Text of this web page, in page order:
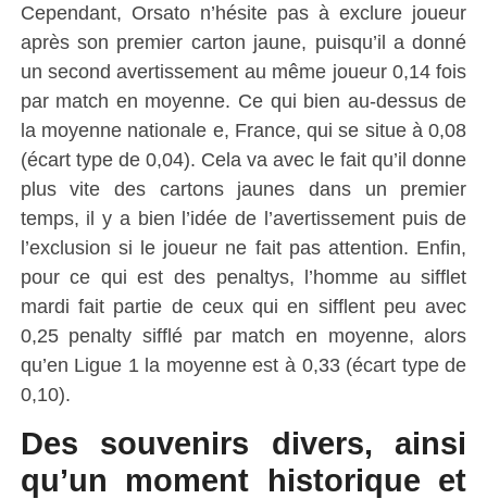
Cependant, Orsato n’hésite pas à exclure joueur
après son premier carton jaune, puisqu’il a donné
un second avertissement au même joueur 0,14 fois
par match en moyenne. Ce qui bien au-dessus de
la moyenne nationale e, France, qui se situe à 0,08
(écart type de 0,04). Cela va avec le fait qu’il donne
plus vite des cartons jaunes dans un premier
temps, il y a bien l’idée de l’avertissement puis de
l’exclusion si le joueur ne fait pas attention. Enfin,
pour ce qui est des penaltys, l’homme au sifflet
mardi fait partie de ceux qui en sifflent peu avec
0,25 penalty sifflé par match en moyenne, alors
qu’en Ligue 1 la moyenne est à 0,33 (écart type de
0,10).
Des souvenirs divers, ainsi
qu’un moment historique et